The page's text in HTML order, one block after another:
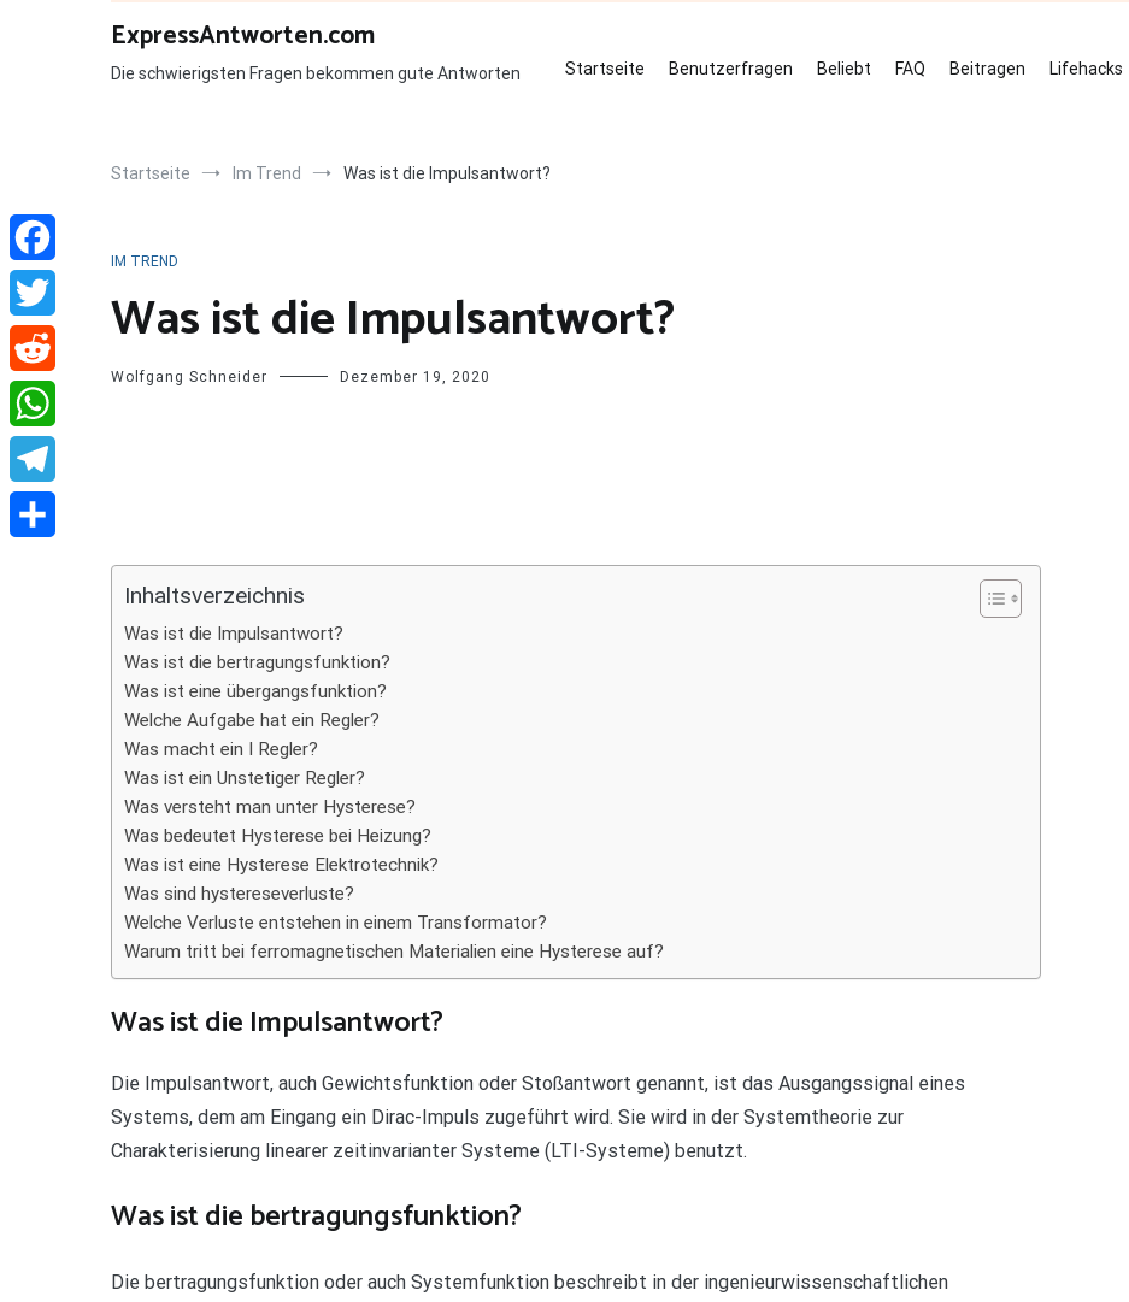
ExpressAntworten.com
Die schwierigsten Fragen bekommen gute Antworten Startseite Benutzerfragen Beliebt FAQ Beitragen Lifehacks
Startseite Im Trend Was ist die Impulsantwort?
IM TREND
Was ist die Impulsantwort?
Wolfgang Schneider Dezember 19, 2020
Inhaltsverzeichnis
Was ist die Impulsantwort?
Was ist die bertragungsfunktion?
Was ist eine übergangsfunktion?
Welche Aufgabe hat ein Regler?
Was macht ein I Regler?
Was ist ein Unstetiger Regler?
Was versteht man unter Hysterese?
Was bedeutet Hysterese bei Heizung?
Was ist eine Hysterese Elektrotechnik?
Was sind hystereseverluste?
Welche Verluste entstehen in einem Transformator?
Warum tritt bei ferromagnetischen Materialien eine Hysterese auf?
Was ist die Impulsantwort?
Die Impulsantwort, auch Gewichtsfunktion oder Stoßantwort genannt, ist das Ausgangssignal eines
Systems, dem am Eingang ein Dirac-Impuls zugeführt wird. Sie wird in der Systemtheorie zur
Charakterisierung linearer zeitinvarianter Systeme (LTI-Systeme) benutzt.
Was ist die bertragungsfunktion?
Die bertragungsfunktion oder auch Systemfunktion beschreibt in der ingenieurwissenschaftlichen
Facebook
Twitter
Reddit
WhatsApp
Telegram